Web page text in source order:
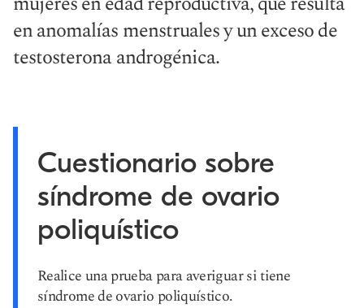
en anomalías menstruales y un exceso de
testosterona androgénica.
Cuestionario sobre
síndrome de ovario
poliquístico
Realice una prueba para averiguar si tiene
síndrome de ovario poliquístico.